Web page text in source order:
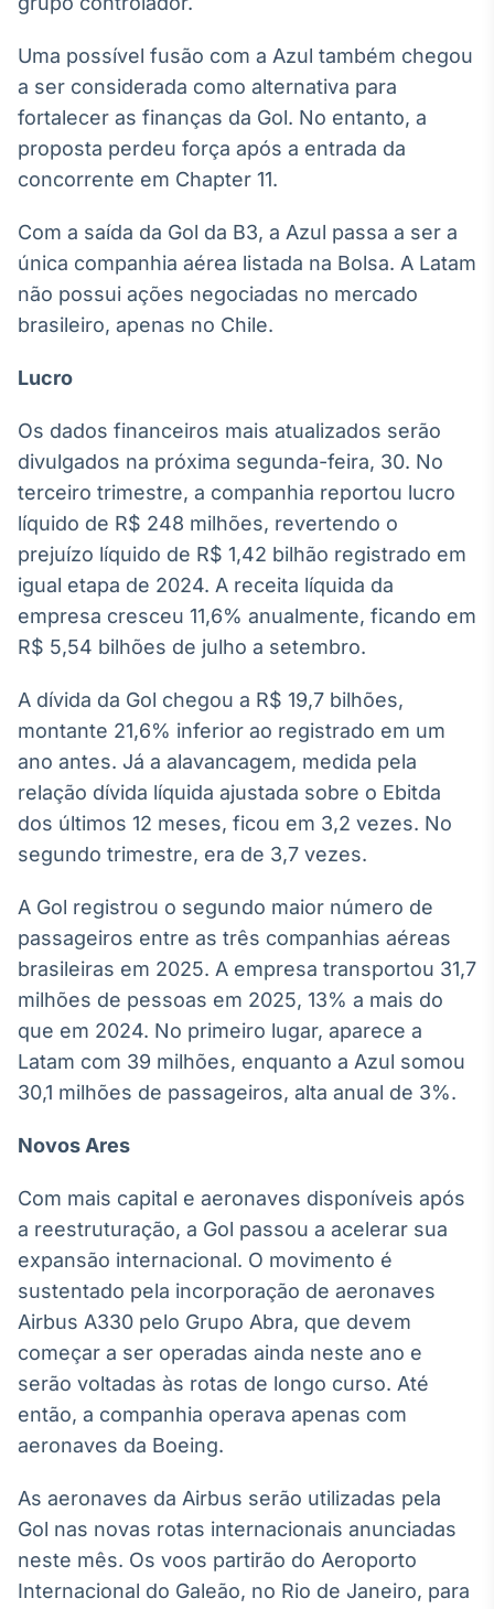
Em breve
BroadFast
Tokenização
de ativos
Em breve
Crédito
Uma possível fusão com a Azul também chegou
a ser considerada como alternativa para
fortalecer as finanças da Gol. No entanto, a
proposta perdeu força após a entrada da
concorrente em Chapter 11.
Com a saída da Gol da B3, a Azul passa a ser a
única companhia aérea listada na Bolsa. A Latam
não possui ações negociadas no mercado
brasileiro, apenas no Chile.
Lucro
Os dados financeiros mais atualizados serão
divulgados na próxima segunda-feira, 30. No
terceiro trimestre, a companhia reportou lucro
líquido de R$ 248 milhões, revertendo o
prejuízo líquido de R$ 1,42 bilhão registrado em
igual etapa de 2024. A receita líquida da
empresa cresceu 11,6% anualmente, ficando em
R$ 5,54 bilhões de julho a setembro.
A dívida da Gol chegou a R$ 19,7 bilhões,
montante 21,6% inferior ao registrado em um
ano antes. Já a alavancagem, medida pela
relação dívida líquida ajustada sobre o Ebitda
dos últimos 12 meses, ficou em 3,2 vezes. No
segundo trimestre, era de 3,7 vezes.
A Gol registrou o segundo maior número de
passageiros entre as três companhias aéreas
brasileiras em 2025. A empresa transportou 31,7
milhões de pessoas em 2025, 13% a mais do
que em 2024. No primeiro lugar, aparece a
Latam com 39 milhões, enquanto a Azul somou
30,1 milhões de passageiros, alta anual de 3%.
Novos Ares
Com mais capital e aeronaves disponíveis após
a reestruturação, a Gol passou a acelerar sua
expansão internacional. O movimento é
sustentado pela incorporação de aeronaves
Airbus A330 pelo Grupo Abra, que devem
começar a ser operadas ainda neste ano e
serão voltadas às rotas de longo curso. Até
então, a companhia operava apenas com
aeronaves da Boeing.
As aeronaves da Airbus serão utilizadas pela
Gol nas novas rotas internacionais anunciadas
neste mês. Os voos partirão do Aeroporto
Internacional do Galeão, no Rio de Janeiro, para